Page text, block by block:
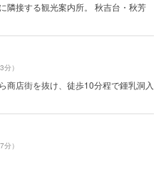
隣接する観光案内所。 秋吉台・秋芳
分）
商店街を抜け、徒歩10分程で鍾乳洞入
分）